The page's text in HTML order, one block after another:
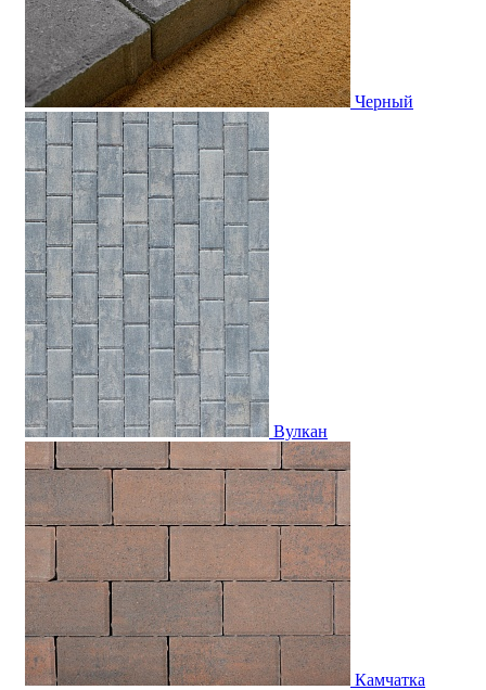
Черный
Вулкан
Камчатка